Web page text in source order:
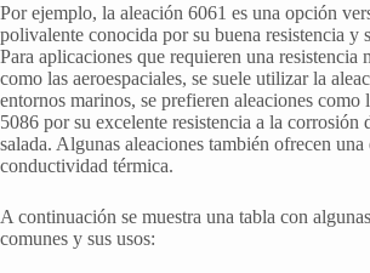
Por ejemplo, la aleación 6061 es una opción
polivalente conocida por su buena resistencia y
Para aplicaciones que requieren una resistencia
como las aeroespaciales, se suele utilizar la
entornos marinos, se prefieren aleaciones como
5086 por su excelente resistencia a la corrosión
salada. Algunas aleaciones también ofrecen una
conductividad térmica.
A continuación se muestra una tabla con
comunes y sus usos: